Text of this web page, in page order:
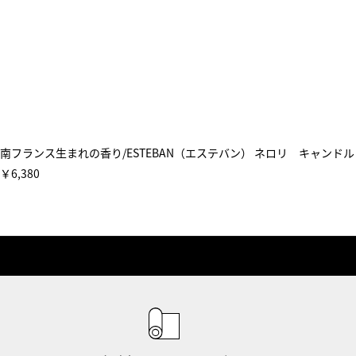
南フランス生まれの香り/ESTEBAN（エステバン） ネロリ キャンドル
￥6,380